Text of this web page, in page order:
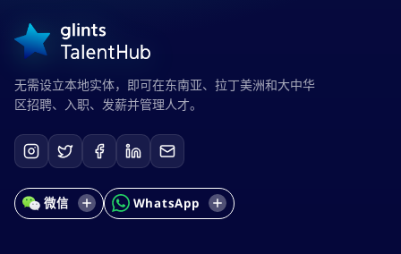
无需设立本地实体，即可在东南亚、拉丁美洲和大中华
区招聘、入职、发薪并管理人才。
微信 WhatsApp